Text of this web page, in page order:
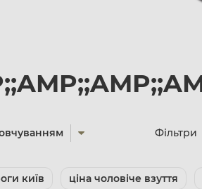
Фільтри
київ ціна чоловіче взуття